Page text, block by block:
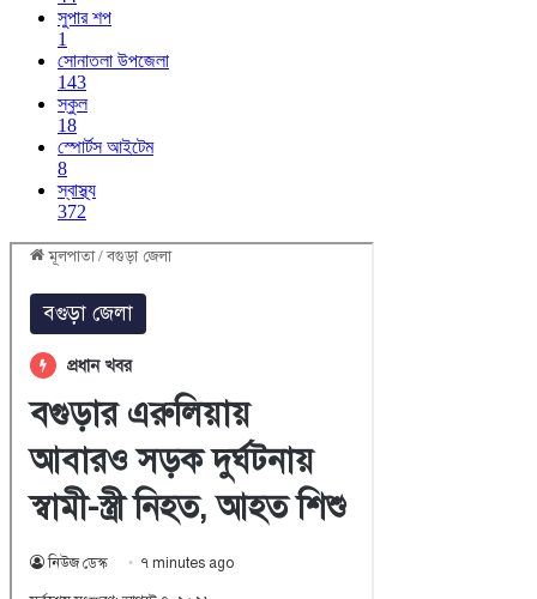
সুপার শপ
1
সোনাতলা উপজেলা
143
স্কুল
18
স্পোর্টস আইটেম
8
স্বাস্থ্য
372